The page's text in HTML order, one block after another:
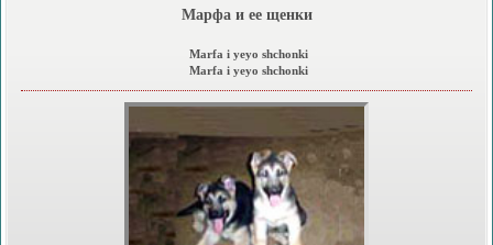
Марфа и ее щенки
Marfa i yeyo shchonki
Marfa i yeyo shchonki